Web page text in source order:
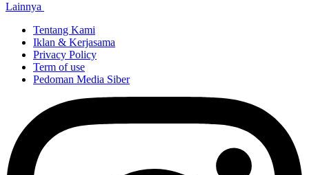
Lainnya
Tentang Kami
Iklan & Kerjasama
Privacy Policy
Term of use
Pedoman Media Siber